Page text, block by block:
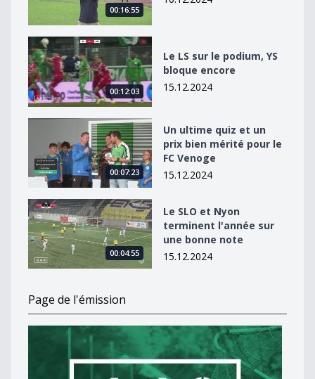
00:16:55
Le LS sur le podium, YS bloque encore
00:12:03
Le LS sur le podium, YS
bloque encore
15.12.2024
Un ultime quiz et un prix bien mérité pour le FC
00:07:23
Un ultime quiz et un
prix bien mérité pour le
FC Venoge
15.12.2024
Le SLO et Nyon terminent l&#039;année sur une
00:04:55
Le SLO et Nyon
terminent l'année sur
une bonne note
15.12.2024
Page de l'émission